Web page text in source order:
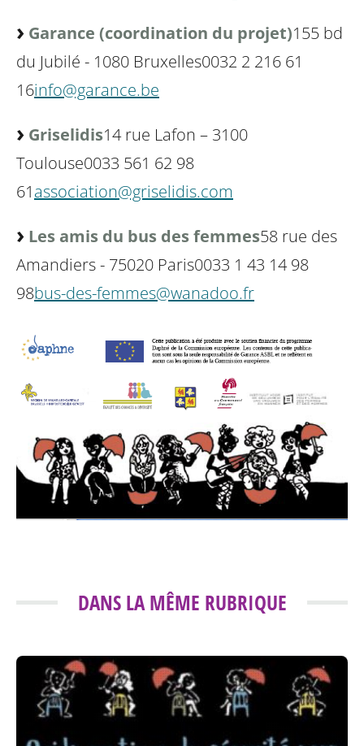
Garance (coordination du projet)155 bd
du Jubilé - 1080 Bruxelles0032 2 216 61
16info@garance.be
Griselidis14 rue Lafon – 3100
Toulouse0033 561 62 98
61association@griselidis.com
Les amis du bus des femmes58 rue des
Amandiers - 75020 Paris0033 1 43 14 98
98bus-des-femmes@wanadoo.fr
DANS LA MÊME RUBRIQUE